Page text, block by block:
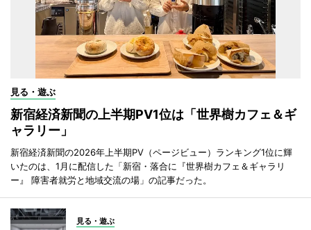
見る・遊ぶ
新宿経済新聞の上半期PV1位は「世界樹カフェ＆ギ
ャラリー」
新宿経済新聞の2026年上半期PV（ページビュー）ランキング1位に輝
いたのは、1月に配信した「新宿・落合に『世界樹カフェ＆ギャラリ
ー』 障害者就労と地域交流の場」の記事だった。
見る・遊ぶ